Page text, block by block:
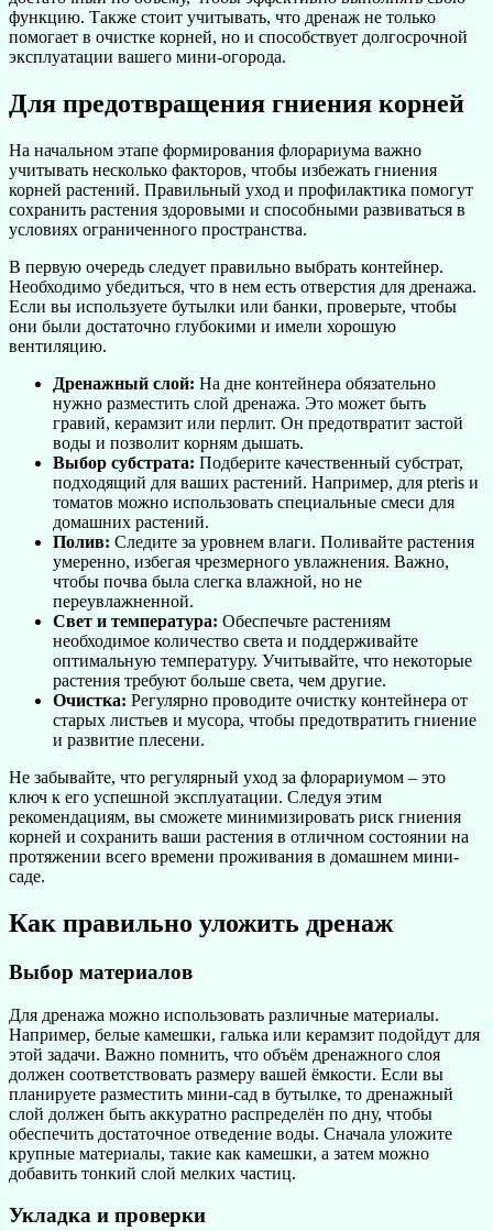
функцию. Также стоит учитывать, что дренаж не только
помогает в очистке корней, но и способствует долгосрочной
эксплуатации вашего мини-огорода.
Для предотвращения гниения корней
На начальном этапе формирования флорариума важно
учитывать несколько факторов, чтобы избежать гниения
корней растений. Правильный уход и профилактика помогут
сохранить растения здоровыми и способными развиваться в
условиях ограниченного пространства.
В первую очередь следует правильно выбрать контейнер.
Необходимо убедиться, что в нем есть отверстия для дренажа.
Если вы используете бутылки или банки, проверьте, чтобы
они были достаточно глубокими и имели хорошую
вентиляцию.
Дренажный слой: На дне контейнера обязательно
нужно разместить слой дренажа. Это может быть
гравий, керамзит или перлит. Он предотвратит застой
воды и позволит корням дышать.
Выбор субстрата: Подберите качественный субстрат,
подходящий для ваших растений. Например, для pteris и
томатов можно использовать специальные смеси для
домашних растений.
Полив: Следите за уровнем влаги. Поливайте растения
умеренно, избегая чрезмерного увлажнения. Важно,
чтобы почва была слегка влажной, но не
переувлажненной.
Свет и температура: Обеспечьте растениям
необходимое количество света и поддерживайте
оптимальную температуру. Учитывайте, что некоторые
растения требуют больше света, чем другие.
Очистка: Регулярно проводите очистку контейнера от
старых листьев и мусора, чтобы предотвратить гниение
и развитие плесени.
Не забывайте, что регулярный уход за флорариумом – это
ключ к его успешной эксплуатации. Следуя этим
рекомендациям, вы сможете минимизировать риск гниения
корней и сохранить ваши растения в отличном состоянии на
протяжении всего времени проживания в домашнем мини-
саде.
Как правильно уложить дренаж
Выбор материалов
Для дренажа можно использовать различные материалы.
Например, белые камешки, галька или керамзит подойдут для
этой задачи. Важно помнить, что объём дренажного слоя
должен соответствовать размеру вашей ёмкости. Если вы
планируете разместить мини-сад в бутылке, то дренажный
слой должен быть аккуратно распределён по дну, чтобы
обеспечить достаточное отведение воды. Сначала уложите
крупные материалы, такие как камешки, а затем можно
добавить тонкий слой мелких частиц.
Укладка и проверки